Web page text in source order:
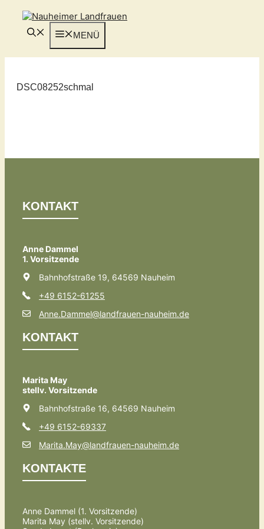
Inhalt
springen
MENÜ
DSC08252schmal
KONTAKT
Anne Dammel
1. Vorsitzende
Bahnhofstraße 19, 64569 Nauheim
+49 6152-61255
Anne.Dammel@landfrauen-nauheim.de
KONTAKT
Marita May
stellv. Vorsitzende
Bahnhofstraße 16, 64569 Nauheim
+49 6152-69337
Marita.May@landfrauen-nauheim.de
KONTAKTE
Anne Dammel (1. Vorsitzende)
Marita May (stellv. Vorsitzende)